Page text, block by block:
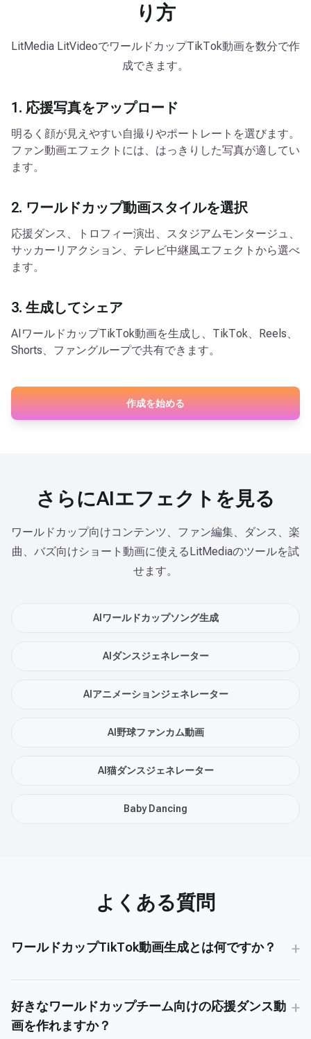
り方
LitMedia LitVideoでワールドカップTikTok動画を数分で作
成できます。
1. 応援写真をアップロード
明るく顔が見えやすい自撮りやポートレートを選びます。
ファン動画エフェクトには、はっきりした写真が適してい
ます。
2. ワールドカップ動画スタイルを選択
応援ダンス、トロフィー演出、スタジアムモンタージュ、
サッカーリアクション、テレビ中継風エフェクトから選べ
ます。
3. 生成してシェア
AIワールドカップTikTok動画を生成し、TikTok、Reels、
Shorts、ファングループで共有できます。
作成を始める
さらにAIエフェクトを見る
ワールドカップ向けコンテンツ、ファン編集、ダンス、楽
曲、バズ向けショート動画に使えるLitMediaのツールを試
せます。
AIワールドカップソング生成
AIダンスジェネレーター
AIアニメーションジェネレーター
AI野球ファンカム動画
AI猫ダンスジェネレーター
Baby Dancing
よくある質問
ワールドカップTikTok動画生成とは何ですか？ +
好きなワールドカップチーム向けの応援ダンス動
画を作れますか？
+